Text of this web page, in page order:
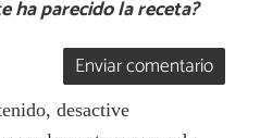
ha parecido la receta?
Enviar comentario
desactive